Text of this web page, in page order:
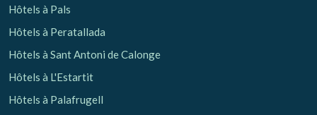
Hôtels à Pals
Hôtels à Peratallada
Hôtels à Sant Antoni de Calonge
Hôtels à L'Estartit
Hôtels à Palafrugell